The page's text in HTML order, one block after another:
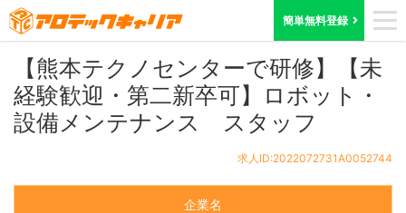
簡単無料登録
ホーム 求人検索 鳥取県 求人ID:2022072731A0052744
【熊本テクノセンターで研修】【未
経験歓迎・第二新卒可】ロボット・
設備メンテナンス スタッフ
求人ID:2022072731A0052744
企業名